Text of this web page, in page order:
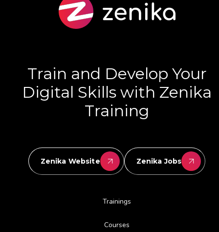
Train and Develop Your
Digital Skills with Zenika
Training
Zenika Website Zenika Jobs
Trainings
Courses